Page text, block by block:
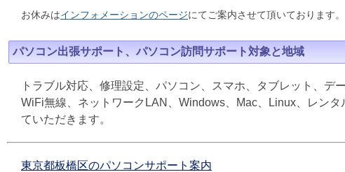
お休みはインフォメーションのページにてご案内させて頂いております。
パソコン出張サポート、パソコン訪問サポート対象と地域
トラブル対応、修理設定、パソコン、スマホ、タブレット、デ
WiFi無線、ネットワークLAN、Windows、Mac、Linux、レン
ていただきます。
東京都板橋区のパソコンサポート案内